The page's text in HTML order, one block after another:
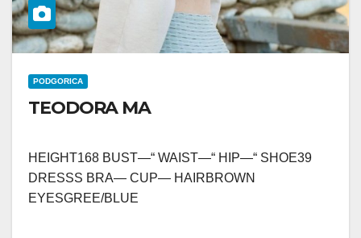
PODGORICA
TEODORA MA
HEIGHT168 BUST—“ WAIST—“ HIP—“ SHOE39
DRESSS BRA— CUP— HAIRBROWN
EYESGREE/BLUE